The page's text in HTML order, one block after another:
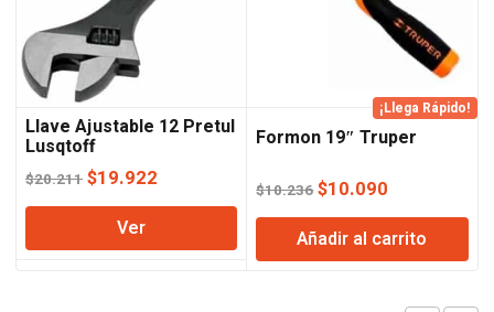
Llave Ajustable 12 Pretul
Lusqtoff
$20.211 El
precio
original
era:
$19.922
precio
es:
Ver
¡Llega Rápido!
Formon 19″ Truper
$10.236El
precio
original
era:
$10.090
precio
actual
es:
Añadir al carrito